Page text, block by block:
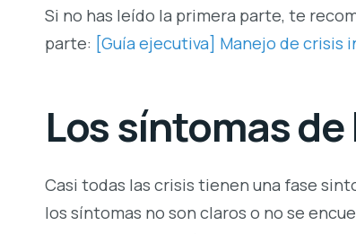
Si no has leído la primera parte, te
parte: [Guía ejecutiva] Manejo de crisis
Los síntomas
Casi todas las crisis tienen una fase
los síntomas no son claros o no se